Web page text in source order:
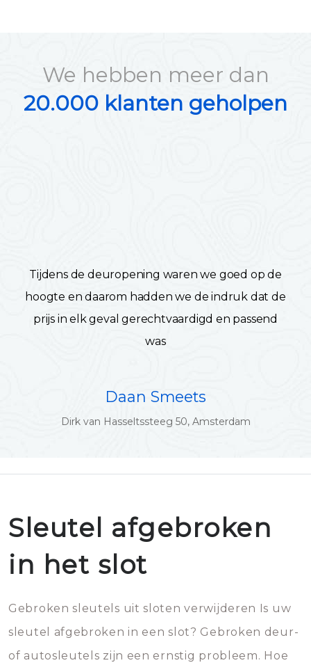
We hebben meer dan
20.000 klanten geholpen
Tijdens de deuropening waren we goed op de
hoogte en daarom hadden we de indruk dat de
prijs in elk geval gerechtvaardigd en passend
was
Daan Smeets
Dirk van Hasseltssteeg 50, Amsterdam
Sleutel afgebroken
in het slot
Gebroken sleutels uit sloten verwijderen Is uw
sleutel afgebroken in een slot? Gebroken deur-
of autosleutels zijn een ernstig probleem. Hoe